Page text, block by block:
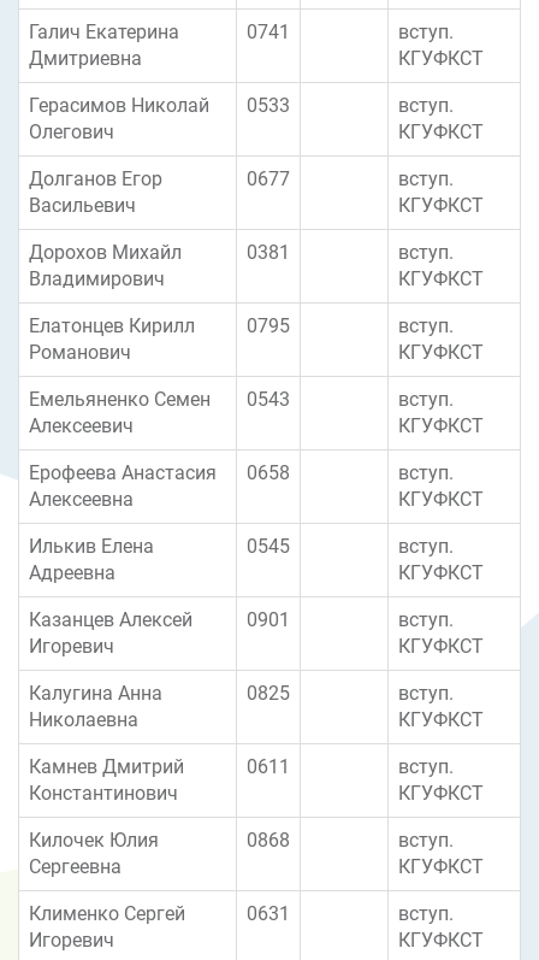
Галич Екатерина
Дмитриевна
0741
вступ.
КГУФКСТ
Герасимов Николай
Олегович
0533
вступ.
КГУФКСТ
Долганов Егор
Васильевич
0677
вступ.
КГУФКСТ
Дорохов Михайл
Владимирович
0381
вступ.
КГУФКСТ
Елатонцев Кирилл
Романович
0795
вступ.
КГУФКСТ
Емельяненко Семен
Алексеевич
0543
вступ.
КГУФКСТ
Ерофеева Анастасия
Алексеевна
0658
вступ.
КГУФКСТ
Илькив Елена
Адреевна
0545
вступ.
КГУФКСТ
Казанцев Алексей
Игоревич
0901
вступ.
КГУФКСТ
Калугина Анна
Николаевна
0825
вступ.
КГУФКСТ
Камнев Дмитрий
Константинович
0611
вступ.
КГУФКСТ
Килочек Юлия
Сергеевна
0868
вступ.
КГУФКСТ
Клименко Сергей
Игоревич
0631
вступ.
КГУФКСТ